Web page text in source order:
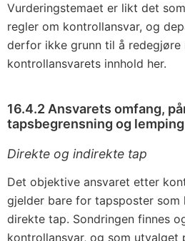
Vurderingstemaet er likt det
regler om kontrollansvar, og
derfor ikke grunn til å
kontrollansvarets innhold her.
16.4.2 Ansvarets omfang,
tapsbegrensning og lemping
Direkte og indirekte tap
Det objektive ansvaret etter
gjelder bare for tapsposter som
direkte tap. Sondringen finnes
kontrollansvar, og som utvalget